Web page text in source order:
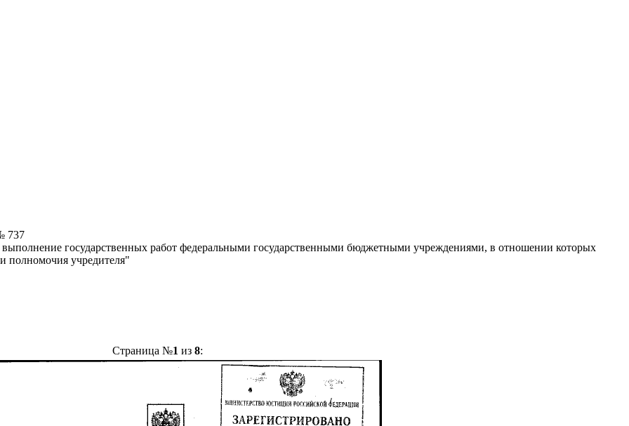
737
государственных работ федеральными государственными бюджетными учреждениями, в отношении которых
полномочия учредителя"
Страница №1 из 8: